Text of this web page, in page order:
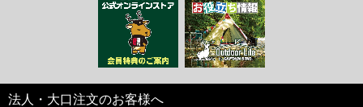
法人・大口注文のお客様へ